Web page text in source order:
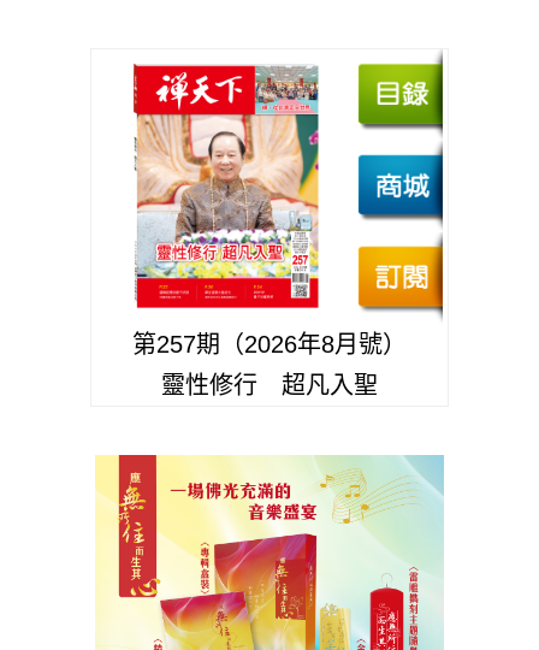
第257期（2026年8月號）
靈性修行 超凡入聖